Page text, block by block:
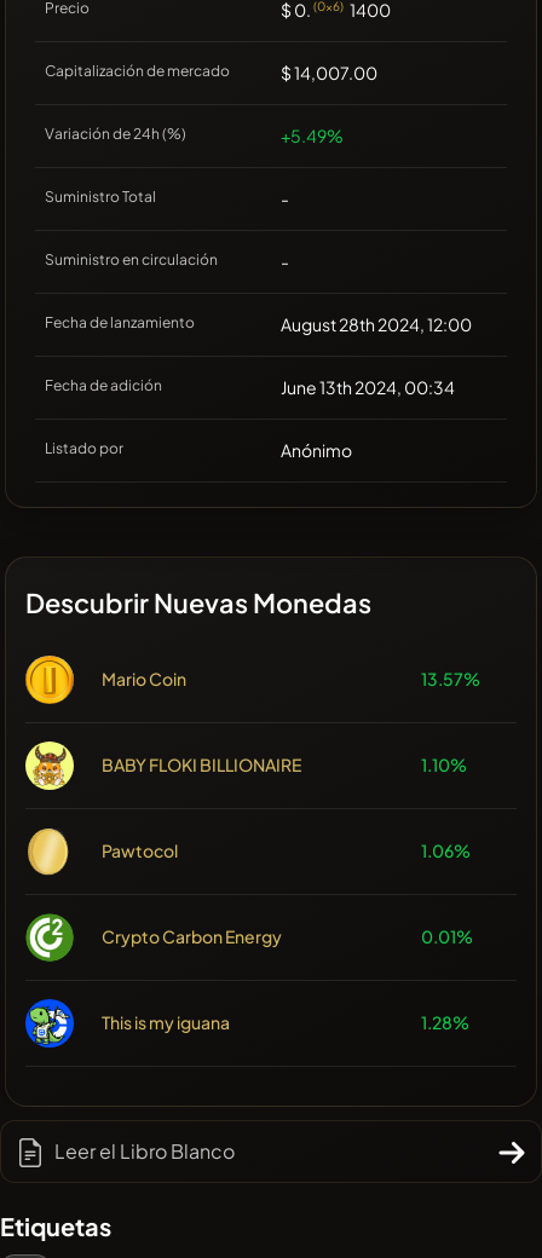
Precio $ 0. (0x6) 1400
Capitalización de mercado $ 14,007.00
Variación de 24h (%) +5.49%
Suministro Total -
Suministro en circulación -
Fecha de lanzamiento August 28th 2024, 12:00
Fecha de adición June 13th 2024, 00:34
Listado por Anónimo
Descubrir Nuevas Monedas
Mario Coin 13.57%
BABY FLOKI BILLIONAIRE 1.10%
Pawtocol 1.06%
Crypto Carbon Energy 0.01%
This is my iguana 1.28%
Leer el Libro Blanco
Etiquetas